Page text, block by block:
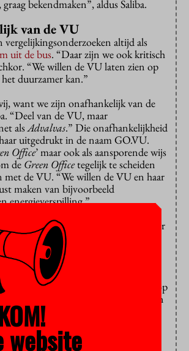
bekendmaken”, aldus Saliba.
van de VU
altijd als
uit de bus. “Daar zijn we ook kritisch
“We willen de VU laten zien op
duurzamer kan.”
want we zijn onafhankelijk van de
“Deel van de VU, maar
alsAdvalvas.” Die onafhankelijkheid
uitgedrukt in de naam GO.VU.
Office’ maar ook als aansporende wijs
de Green Officetegelijk te scheiden
met de VU. “We willen de VU en haar
maken van bijvoorbeeld
energieverspilling.”
is onder meer een aanspreekpunt voor
met ideeën voor een
maar het drietal heeft zelf ook al
“Neem het
zegt Ben Mohammed. “Dat is nog
en er is ook nog veel te doen op
‘
’, bijvoorbeeld het verkleinen
door een tweede leven elders
apparatuur.”
website